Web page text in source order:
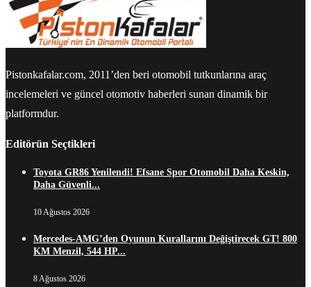
Pistonkafalar.com, 2011’den beri otomobil tutkunlarına araç
incelemeleri ve güncel otomotiv haberleri sunan dinamik bir
platformdur.
Editörün Seçtikleri
Toyota GR86 Yenilendi! Efsane Spor Otomobil Daha Keskin,
Daha Güvenli...
10 Ağustos 2026
Mercedes-AMG’den Oyunun Kurallarını Değiştirecek GT! 800
KM Menzil, 544 HP...
8 Ağustos 2026